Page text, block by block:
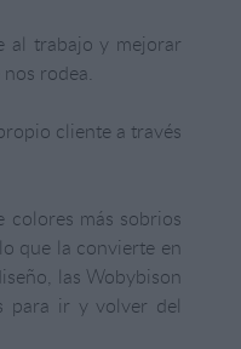
al trabajo y mejorar
rodea.
cliente a través
colores más sobrios
que la convierte en
las Wobybison
para ir y volver del